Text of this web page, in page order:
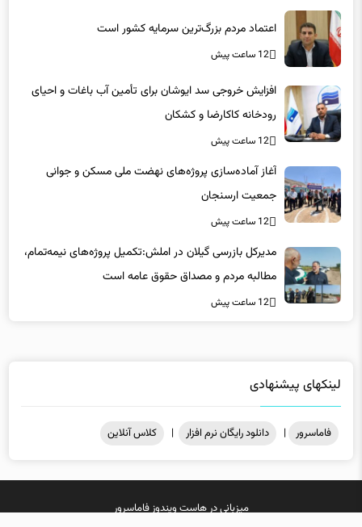
اعتماد مردم بزرگ‌ترین سرمایه کشور است
12 ساعت پیش
افزایش خروجی سد ایوشان برای تأمین آب باغات و احیای
رودخانه‌ کاکارضا و کشکان
12 ساعت پیش
آغاز آماده‌سازی پروژه‌های نهضت ملی مسکن و جوانی
جمعیت ارسنجان
12 ساعت پیش
مدیرکل بازرسی گیلان در املش:تکمیل پروژه‌های نیمه‌تمام،
مطالبه مردم و مصداق حقوق عامه است
12 ساعت پیش
لینکهای پیشنهادی
فاماسرور | دانلود رایگان نرم افزار | کلاس آنلاین
میزبانی درهاست ویندوزفاماسرور